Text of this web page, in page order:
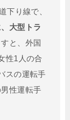
下り線で、
大型トラ
と、外国
性1人の合
スの運転手
性運転手